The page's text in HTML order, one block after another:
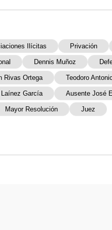
Ilícitas Privación
Dennis Muñoz
Rivas Ortega Teodoro
García Ausente José
Mayor Resolución Juez